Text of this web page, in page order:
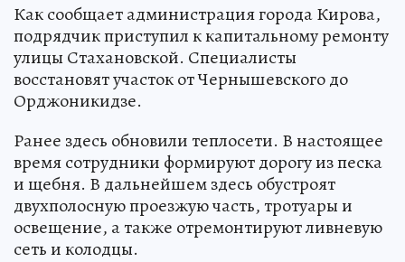
Как сообщает администрация города Кирова,
подрядчик приступил к капитальному ремонту
улицы Стахановской. Специалисты
восстановят участок от Чернышевского до
Орджоникидзе.
Ранее здесь обновили теплосети. В настоящее
время сотрудники формируют дорогу из песка
и щебня. В дальнейшем здесь обустроят
двухполосную проезжую часть, тротуары и
освещение, а также отремонтируют ливневую
сеть и колодцы.